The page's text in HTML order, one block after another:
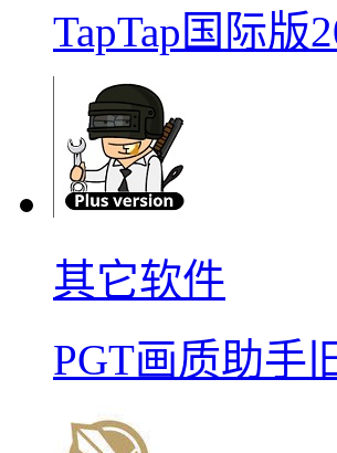
TapTap国际版
其它软件
PGT画质助手